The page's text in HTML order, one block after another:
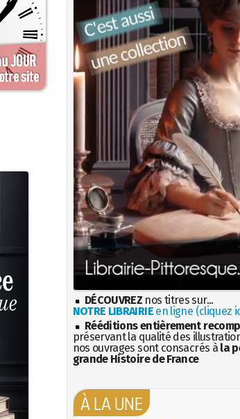
DÉCOUVREZ nos titres sur...
NOTRE LIBRAIRIEen ligne (cliquez
Rééditions entièrement
préservant la qualité des
nos ouvrages sont consacrés à la
grande Histoire de France
À LA UNE